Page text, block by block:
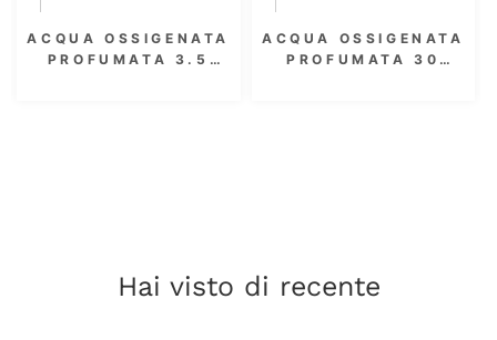
ACQUA OSSIGENATA
PROFUMATA 3.5
ACQUA OSSIGENATA
PROFUMATA 30
Hai visto di recente